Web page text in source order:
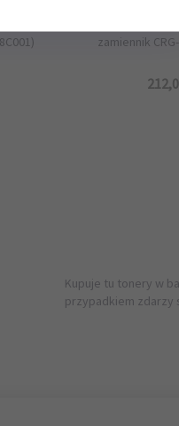
Toner JetWorld
zamiennik
212,
Kupuje tu tonery w
przypadkiem zdarzy